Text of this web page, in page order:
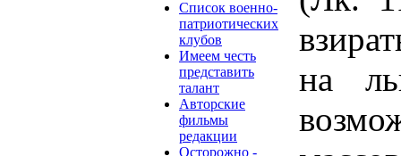
Список военно-
патриотических
клубов
Имеем честь
представить
талант
Авторские
фильмы
редакции
Осторожно -
на